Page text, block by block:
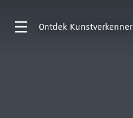
Ontdek Kunstverkenner